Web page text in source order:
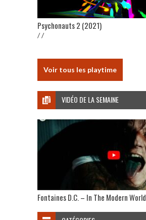
Psychonauts 2 (2021)
/ /
Voir tous les playtime
VIDÉO DE LA SEMAINE
Fontaines D.C. – In The Modern World